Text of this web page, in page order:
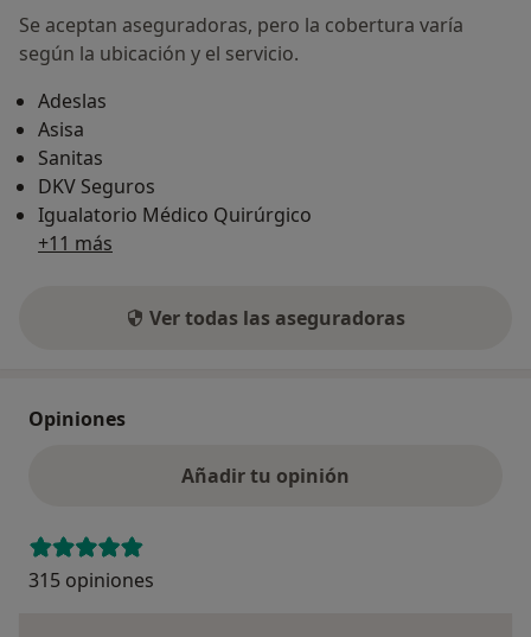
Se aceptan aseguradoras, pero la cobertura varía
según la ubicación y el servicio.
Adeslas
Asisa
Sanitas
DKV Seguros
Igualatorio Médico Quirúrgico
+11 más
Ver todas las aseguradoras
Opiniones
Añadir tu opinión
315 opiniones